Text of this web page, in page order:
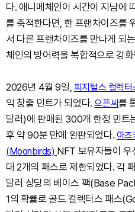
다. 애니메체인이 시간이 지남에
를 축적한다면, 한 프랜차이즈를
서 다른 프랜차이즈를 만나게 되
체인의 방어력을 복합적으로 강
2026년 4월 9일, 피지털스 컬렉터
익 창출 민트가 되었다.오픈씨를
달러)에 판매된 300개 한정 민트
후 약 90분 만에 완판되었다. 아즈
(Moonbirds) NFT 보유자들이 우
대 2개의 패스로 제한되었다. 각
달러 상당의 베이스 팩(Base
1의 확률로 골드 컬렉터스 패스